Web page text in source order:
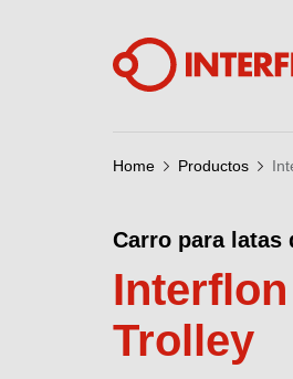
Home Productos
Carro para latas
Interflon
Trolley